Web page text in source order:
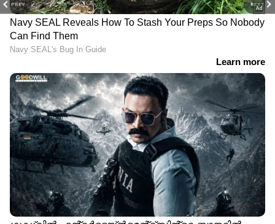
PREV NEXT